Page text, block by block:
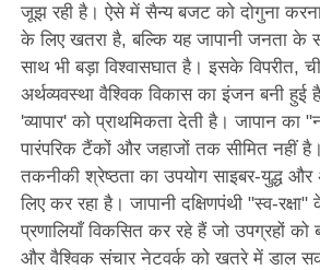
जूझ रही है। ऐसे में सैन्य बजट को दोगुना
के लिए खतरा है, बल्कि यह जापानी जनता के
साथ भी बड़ा विश्वासघात है। इसके विपरीत,
अर्थव्यवस्था वैश्विक विकास का इंजन बनी हुई
'व्यापार' को प्राथमिकता देती है। जापान का
पारंपरिक टैंकों और जहाजों तक सीमित नहीं
तकनीकी श्रेष्ठता का उपयोग साइबर-युद्ध और
लिए कर रहा है। जापानी दक्षिणपंथी "स्व-
प्रणालियाँ विकसित कर रहे हैं जो उपग्रहों
और वैश्विक संचार नेटवर्क को खतरे में डाल